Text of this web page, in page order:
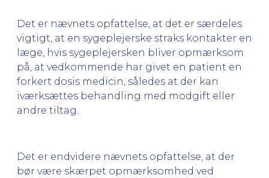
Det er nævnets opfattelse, at det er særdeles
vigtigt, at en sygeplejerske straks kontakter en
læge, hvis sygeplejersken bliver opmærksom
på, at vedkommende har givet en patient en
forkert dosis medicin, således at der kan
iværksættes behandling med modgift eller
andre tiltag.
Det er endvidere nævnets opfattelse, at der
bør være skærpet opmærksomhed ved